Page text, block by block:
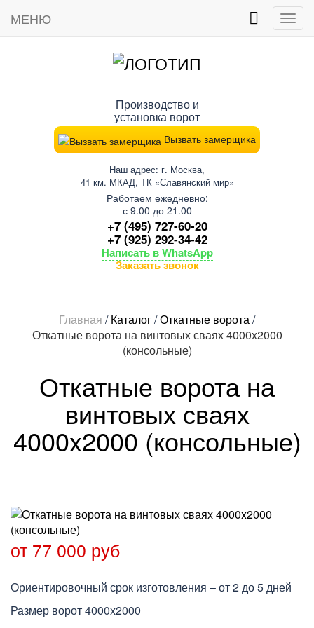
Производство и
установка ворот
Вызвать замерщика
Наш адрес: г. Москва,
41 км. МКАД, ТК «Славянский мир»
Работаем ежедневно:
с 9.00 до 21.00
+7 (495) 727-60-20
+7 (925) 292-34-42
Написать в WhatsApp
Заказать звонок
МЕНЮ
Главная /Каталог/Откатные ворота/
Откатные ворота на винтовых сваях 4000x2000
(консольные)
Откатные ворота на
винтовых сваях
4000x2000 (консольные)
от 77 000 руб
Ориентировочный срок изготовления – от 2 до 5 дней
Размер ворот 4000х2000